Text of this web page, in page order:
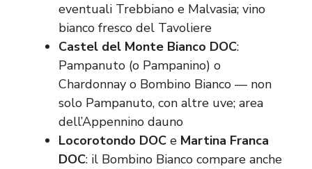
eventuali Trebbiano e Malvasia; vino
bianco fresco del Tavoliere
Castel del Monte Bianco DOC:
Pampanuto (o Pampanino) o
Chardonnay o Bombino Bianco — non
solo Pampanuto, con altre uve; area
dell’Appennino dauno
Locorotondo DOC e Martina Franca
DOC: il Bombino Bianco compare anche